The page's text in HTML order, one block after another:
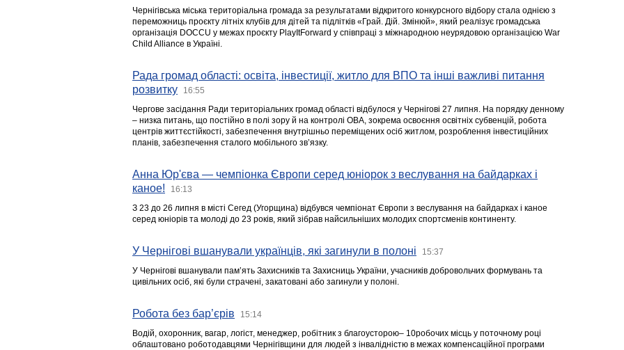
Чернігівська міська територіальна громада за результатами відкритого конкурсного відбору стала однією з
переможниць проєкту літніх клубів для дітей та підлітків «Грай. Дій. Змінюй», який реалізує громадська
організація DOCCU у межах проєкту PlayItForward у співпраці з міжнародною неурядовою організацією War
Child Alliance в Україні.
Рада громад області: освіта, інвестиції, житло для ВПО та інші важливі питання
розвитку
16:55
Чергове засідання Ради територіальних громад області відбулося у Чернігові 27 липня. На порядку денному
– низка питань, що постійно в полі зору й на контролі ОВА, зокрема освоєння освітніх субвенцій, робота
центрів життєстійкості, забезпечення внутрішньо переміщених осіб житлом, розроблення інвестиційних
планів, забезпечення сталого мобільного зв’язку.
Анна Юр'єва — чемпіонка Європи серед юніорок з веслування на байдарках і
каное!
16:13
З 23 до 26 липня в місті Сегед (Угорщина) відбувся чемпіонат Європи з веслування на байдарках і каное
серед юніорів та молоді до 23 років, який зібрав найсильніших молодих спортсменів континенту.
У Чернігові вшанували українців, які загинули в полоні 15:37
У Чернігові вшанували пам’ять Захисників та Захисниць України, учасників добровольчих формувань та
цивільних осіб, які були страчені, закатовані або загинули у полоні.
Робота без бар’єрів 15:14
Водій, охоронник, вагар, логіст, менеджер, робітник з благоусторою– 10робочих місць у поточному році
облаштовано роботодавцями Чернігівщини для людей з інвалідністю в межах компенсаційної програми